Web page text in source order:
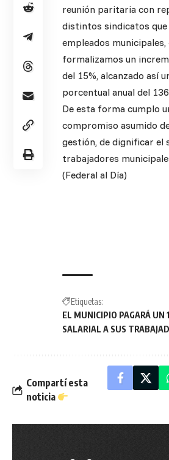
reunión paritaria con
distintos sindicatos que
empleados municipales,
formalizamos un
del 15%, alcanzado así
porcentual anual del
De esta forma cumplo
compromiso asumido
gestión, de dignificar el
trabajadores
(Federal al Día)
Etiquetas:
EL MUNICIPIO PAGARÁ UN
SALARIAL A SUS
Compartí esta
noticia